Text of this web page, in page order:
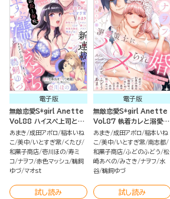
電子版
無敵恋愛S*girl Anette
Vol.88 ハイスペ上司と
甘々同棲
あまき 成田アポロ 稲本いね
こ 美中 いとすぎ常 くたび
和菓子商店 壱川ほの 寿ミ
コ ナヲフ 赤色マッシュ 鵜飼
ゆづ マオst
試し読み
電子版
無敵恋愛S*girl Anette
Vol.87 執着カレと溺愛
SEX
あまき 成田アポロ 稲本いね
こ 美中 いとすぎ常 南志都
和菓子商店 ふどのふどう 松
崎あべの みさき ナヲフ 水
谷 鵜飼ゆづ
試し読み